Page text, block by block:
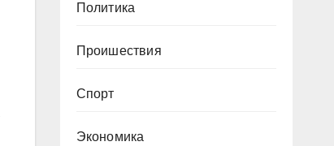
Политика
Проишествия
Спорт
Экономика